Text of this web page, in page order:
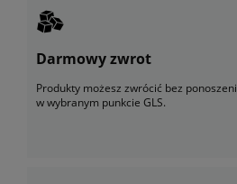
Darmowy zwrot
Produkty możesz zwrócić bez
w wybranym punkcie GLS.